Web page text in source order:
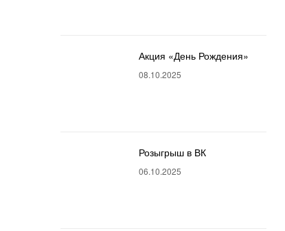
Акция «День Рождения»
08.10.2025
Розыгрыш в ВК
06.10.2025